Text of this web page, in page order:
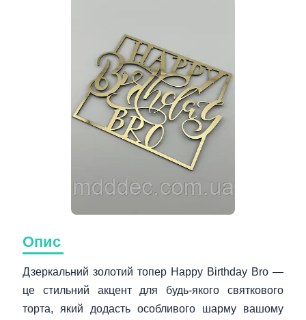
Опис
Дзеркальний золотий топер Happy Birthday Bro —
це стильний акцент для будь-якого святкового
торта, який додасть особливого шарму вашому